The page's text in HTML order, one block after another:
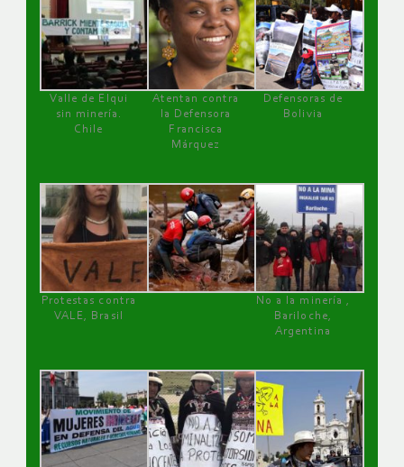
Valle de Elqui
sin minería.
Chile
Atentan contra
la Defensora
Francisca
Márquez
Defensoras de
Bolivia
Protestas contra
VALE, Brasil
No a la minería ,
Bariloche,
Argentina